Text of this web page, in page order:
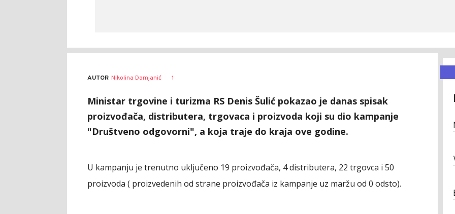
AUTOR Nikolina Damjanić 1
Ministar trgovine i turizma RS Denis Šulić pokazao je danas spisak
proizvođača, distributera, trgovaca i proizvoda koji su dio kampanje
"Društveno odgovorni", a koja traje do kraja ove godine.
U kampanju je trenutno uključeno 19 proizvođača, 4 distributera, 22 trgovca i 50
proizvoda ( proizvedenih od strane proizvođača iz kampanje uz maržu od 0 odsto).